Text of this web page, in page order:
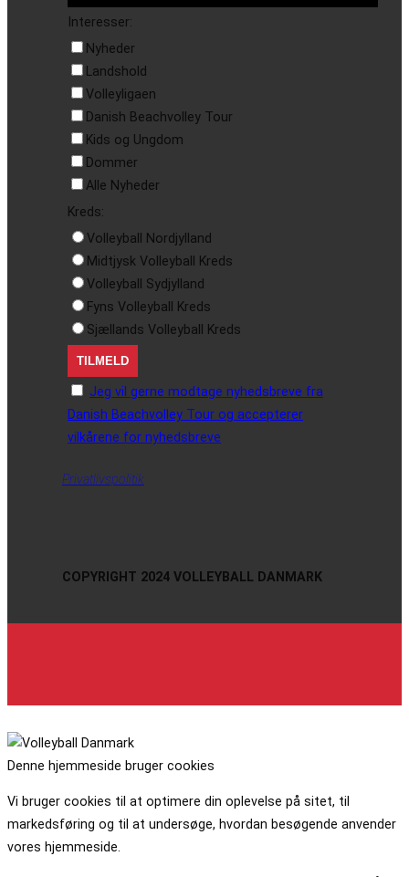
Interesser:
Nyheder
Landshold
Volleyligaen
Danish Beachvolley Tour
Kids og Ungdom
Dommer
Alle Nyheder
Kreds:
Volleyball Nordjylland
Midtjysk Volleyball Kreds
Volleyball Sydjylland
Fyns Volleyball Kreds
Sjællands Volleyball Kreds
Jeg vil gerne modtage nyhedsbreve fra
Danish Beachvolley Tour og accepterer
vilkårene for nyhedsbreve
Privatlivspolitik
COPYRIGHT 2024 VOLLEYBALL DANMARK
Denne hjemmeside bruger cookies
Vi bruger cookies til at optimere din oplevelse på sitet, til
markedsføring og til at undersøge, hvordan besøgende anvender
vores hjemmeside.